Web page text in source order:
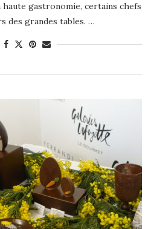
haute gastronomie, certains chefs
des grandes tables. …